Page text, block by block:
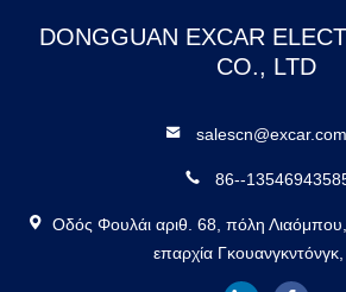
DONGGUAN EXCAR
CO., LTD
86--
Οδός Φουλάι αριθ. 68, πόλη
επαρχία Γκουανγκντόνγκ,